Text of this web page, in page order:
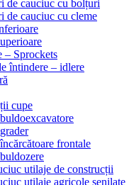
de cauciuc cu bolțuri
de cauciuc cu cleme
– Sprockets
întindere – idlere
cupe
frontale
utilaje de construcții
utilaje agricole șenilate